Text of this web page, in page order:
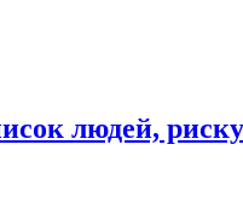
людей,